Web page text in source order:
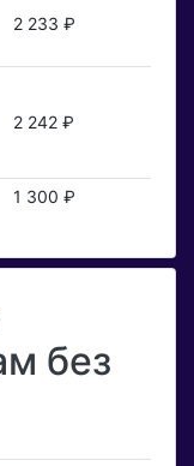
2 233 ₽
2 242 ₽
1 300 ₽
без